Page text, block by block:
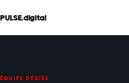
PULSE.digital
ÉQUIPE DÉDIÉE